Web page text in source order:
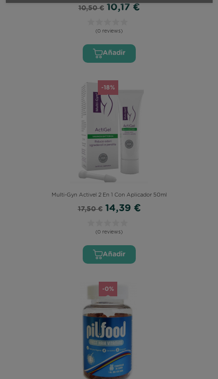
10,50 € 10,17 €
(0 reviews)
Añadir
Multi-Gyn Activel 2 En 1 Con Aplicador 50ml
17,50 € 14,39 €
(0 reviews)
Añadir
-18%
-0%